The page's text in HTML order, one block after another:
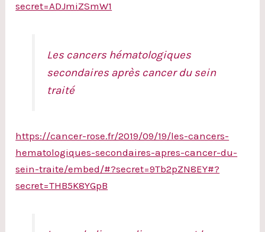
secret=ADJmiZSmW1
Les cancers hématologiques
secondaires après cancer du sein
traité
https://cancer-rose.fr/2019/09/19/les-cancers-
hematologiques-secondaires-apres-cancer-du-
sein-traite/embed/#?secret=9Tb2pZN8EY#?
secret=THB5K8YGpB